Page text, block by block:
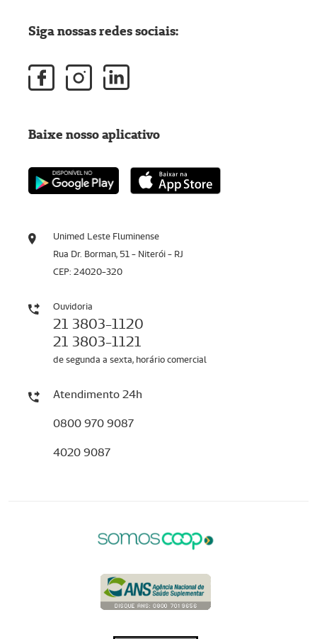
Unimed Leste Fluminense
Rua Dr. Borman, 51 - Niterói - RJ
CEP: 24020-320
Ouvidoria
21 3803-1120
21 3803-1121
de segunda a sexta, horário comercial
Atendimento 24h
0800 970 9087
4020 9087
Siga nossas redes sociais:
Baixe nosso aplicativo